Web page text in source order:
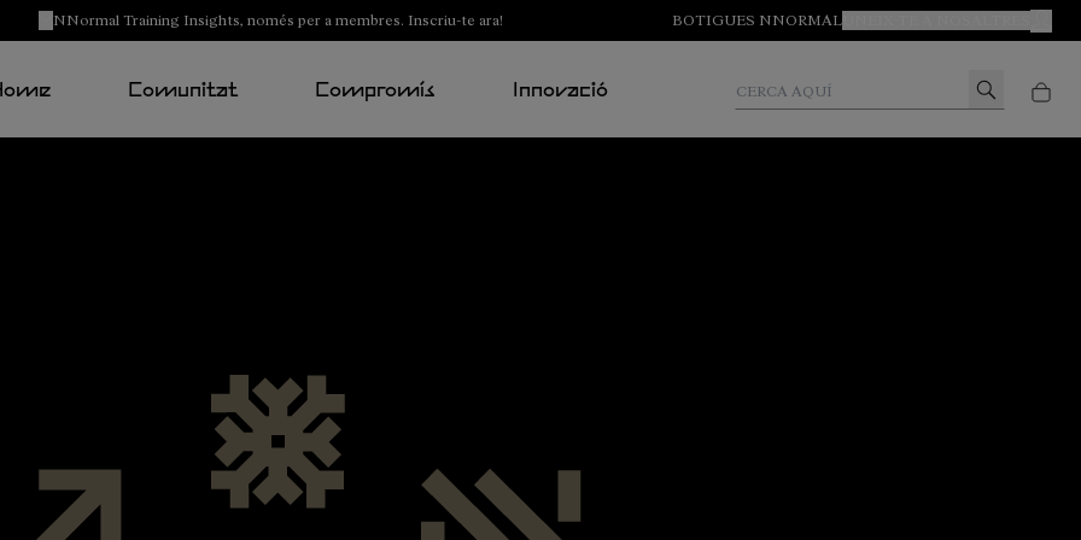
NNormal Training Insights, només per a membres. Inscriu-te ara! BOTIGUES NNORMAL
Comunitat Compromís Innovació